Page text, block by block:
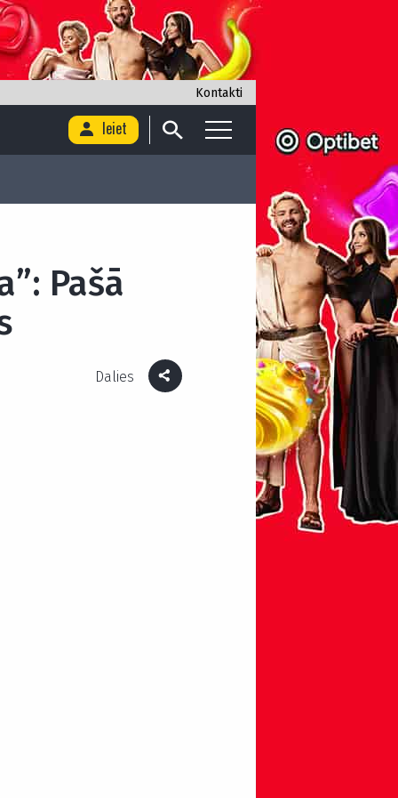
Kontakti
Ieiet
Pašā
Dalies